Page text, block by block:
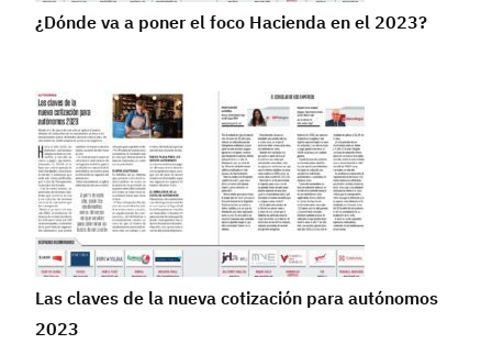
¿Dónde va a poner el foco Hacienda en el 2023?
Las claves de la nueva cotización para autónomos
2023